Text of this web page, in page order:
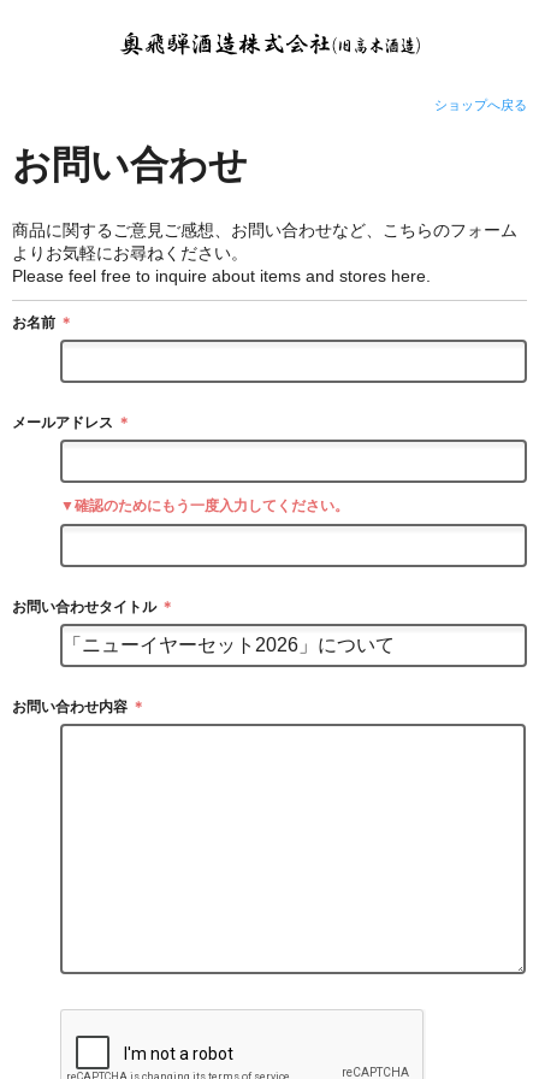
ショップへ戻る
お問い合わせ
商品に関するご意見ご感想、お問い合わせなど、こちらのフォーム
よりお気軽にお尋ねください。
Please feel free to inquire about items and stores here.
お名前 ＊
メールアドレス ＊
▼確認のためにもう一度入力してください。
お問い合わせタイトル ＊
お問い合わせ内容 ＊